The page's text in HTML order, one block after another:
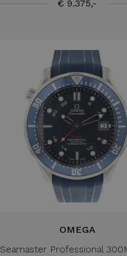
€ 9.375,-
OMEGA
Seamaster Professional